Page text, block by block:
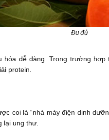
Đu đủ
dễ dàng. Trong trường
protein.
coi là “nhà máy điện dinh
lại ung thư.